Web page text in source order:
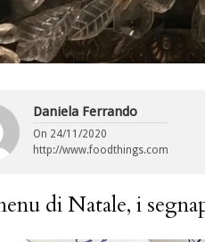
Daniela Ferrando
On 24/11/2020
http://www.foodthings.com
di Natale, i